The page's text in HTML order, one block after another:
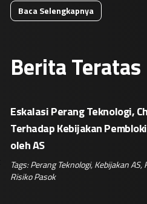
Baca Selengkapnya
Berita Teratas
Eskalasi Perang Teknologi,
Terhadap Kebijakan
oleh AS
Tags:Perang Teknologi,Kebijakan AS,
Risiko Pasok